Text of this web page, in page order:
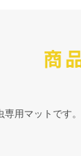
商
用マットです。